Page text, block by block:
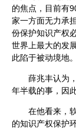
的焦点，目前有
家一方面无力承
份保护知识产权
世界上最大的发
此陷于被动境地。
薛兆丰认为，
年半载的事，因
在他看来，软
的知识产权保护